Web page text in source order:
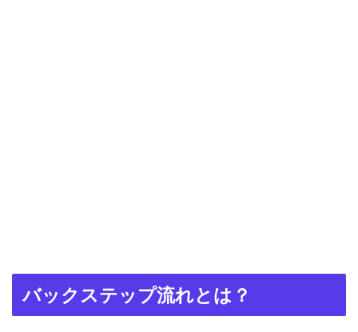
バックステップ流れとは？